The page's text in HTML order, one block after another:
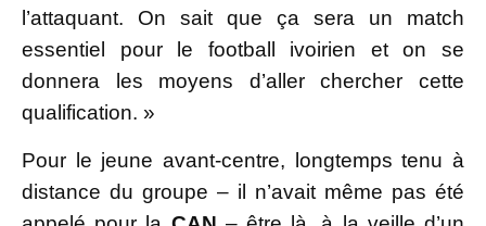
l’attaquant. On sait que ça sera un match
essentiel pour le football ivoirien et on se
donnera les moyens d’aller chercher cette
qualification. »
Pour le jeune avant-centre, longtemps tenu à
distance du groupe – il n’avait même pas été